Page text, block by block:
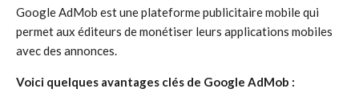
Google AdMob est une plateforme publicitaire mobile qui
permet aux éditeurs de monétiser leurs applications mobiles
avec des annonces.
Voici quelques avantages clés de Google AdMob :